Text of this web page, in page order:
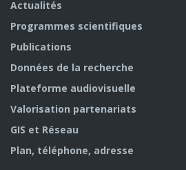
Actualités
Programmes scientifiques
Publications
Données de la recherche
Plateforme audiovisuelle
Valorisation partenariats
GIS et Réseau
Plan, téléphone, adresse